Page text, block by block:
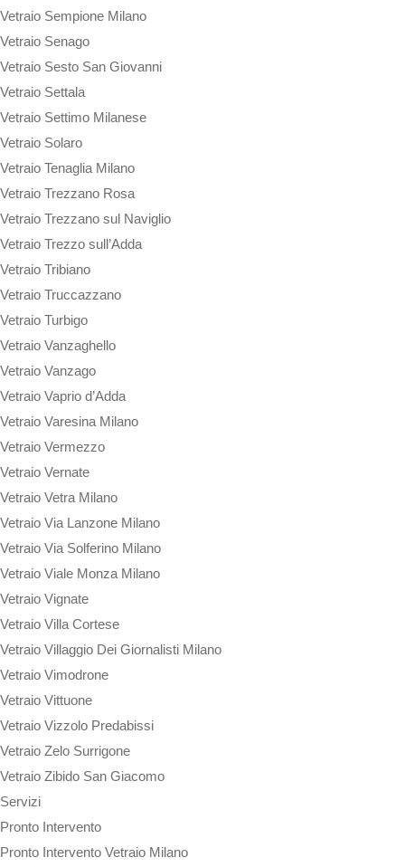
Vetraio Sempione Milano
Vetraio Senago
Vetraio Sesto San Giovanni
Vetraio Settala
Vetraio Settimo Milanese
Vetraio Solaro
Vetraio Tenaglia Milano
Vetraio Trezzano Rosa
Vetraio Trezzano sul Naviglio
Vetraio Trezzo sull’Adda
Vetraio Tribiano
Vetraio Truccazzano
Vetraio Turbigo
Vetraio Vanzaghello
Vetraio Vanzago
Vetraio Vaprio d’Adda
Vetraio Varesina Milano
Vetraio Vermezzo
Vetraio Vernate
Vetraio Vetra Milano
Vetraio Via Lanzone Milano
Vetraio Via Solferino Milano
Vetraio Viale Monza Milano
Vetraio Vignate
Vetraio Villa Cortese
Vetraio Villaggio Dei Giornalisti Milano
Vetraio Vimodrone
Vetraio Vittuone
Vetraio Vizzolo Predabissi
Vetraio Zelo Surrigone
Vetraio Zibido San Giacomo
Servizi
Pronto Intervento
Pronto Intervento Vetraio Milano